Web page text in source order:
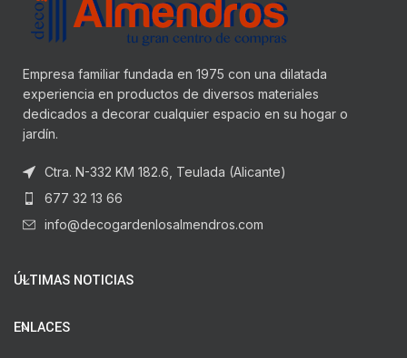
Empresa familiar fundada en 1975 con una dilatada
experiencia en productos de diversos materiales
dedicados a decorar cualquier espacio en su hogar o
jardín.
Ctra. N-332 KM 182.6, Teulada (Alicante)
677 32 13 66
info@decogardenlosalmendros.com
ÚLTIMAS NOTICIAS
ENLACES